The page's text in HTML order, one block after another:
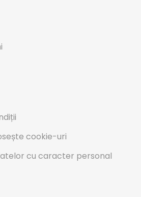
cookie-uri
cu caracter personal